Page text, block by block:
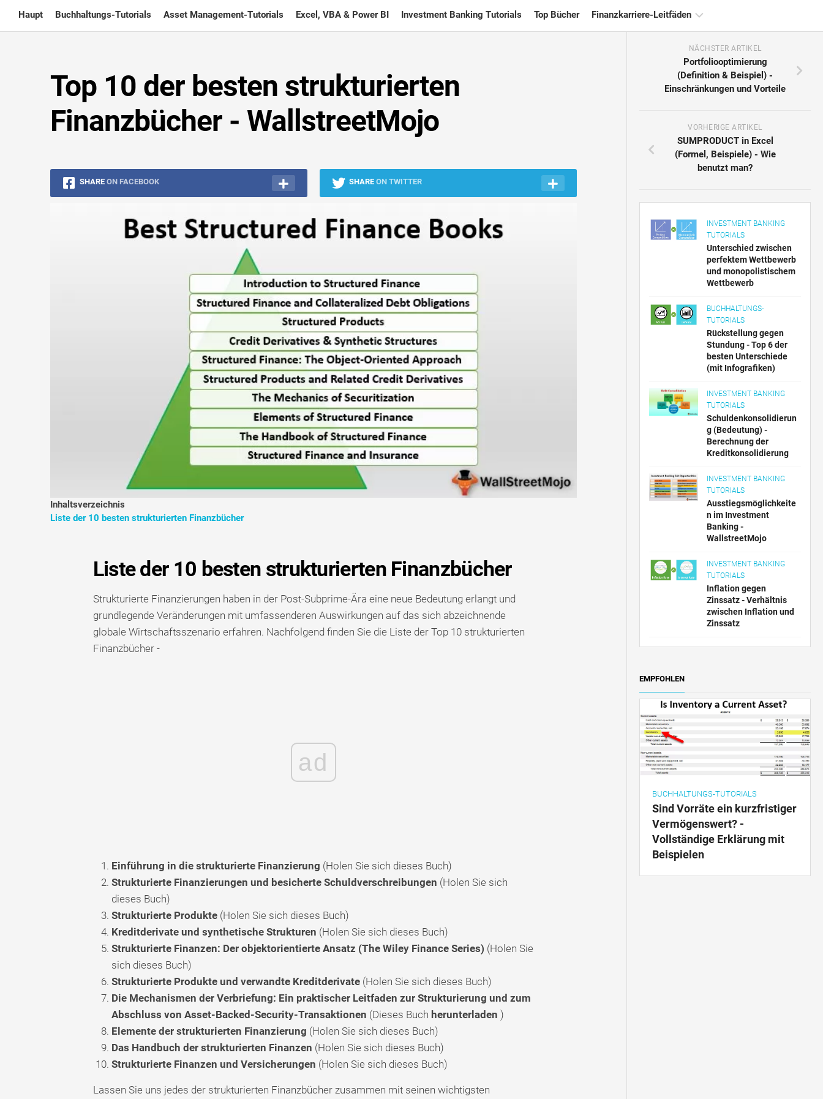
content
Haupt Buchhaltungs-Tutorials Asset Management-Tutorials Excel, VBA & Power BI Investment Banking Tutorials Top Bücher Finanzkarriere-Leitfäden
Finanzzertifizierung
Finanzmodellierung
Risikomanagement-
Top 10 der besten strukturierten
Finanzbücher - WallstreetMojo
SHARE ON FACEBOOK SHARE ON TWITTER
Inhaltsverzeichnis
Liste der 10 besten strukturierten Finanzbücher
Liste der 10 besten strukturierten Finanzbücher
Strukturierte Finanzierungen haben in der Post-Subprime-Ära eine neue Bedeutung erlangt und
grundlegende Veränderungen mit umfassenderen Auswirkungen auf das sich abzeichnende
globale Wirtschaftsszenario erfahren. Nachfolgend finden Sie die Liste der Top 10 strukturierten
Finanzbücher -
ad
Einführung in die strukturierte Finanzierung (Holen Sie sich dieses Buch)
Strukturierte Finanzierungen und besicherte Schuldverschreibungen (Holen Sie sich
dieses Buch)
Strukturierte Produkte(Holen Sie sich dieses Buch)
Kreditderivate und synthetische Strukturen (Holen Sie sich dieses Buch)
Strukturierte Finanzen: Der objektorientierte Ansatz (The Wiley Finance Series) (Holen Sie
sich dieses Buch)
Strukturierte Produkte und verwandte Kreditderivate(Holen Sie sich dieses Buch)
Die Mechanismen der Verbriefung: Ein praktischer Leitfaden zur Strukturierung und zum
Abschluss von Asset-Backed-Security-Transaktionen (Dieses Buch herunterladen )
Elemente der strukturierten Finanzierung (Holen Sie sich dieses Buch)
Das Handbuch der strukturierten Finanzen (Holen Sie sich dieses Buch)
Strukturierte Finanzen und Versicherungen (Holen Sie sich dieses Buch)
Lassen Sie uns jedes der strukturierten Finanzbücher zusammen mit seinen wichtigsten
NÄCHSTER ARTIKEL
Portfoliooptimierung
(Definition & Beispiel) -
Einschränkungen und Vorteile
VORHERIGE ARTIKEL
SUMPRODUCT in Excel
(Formel, Beispiele) - Wie
benutzt man?
INVESTMENT BANKING
TUTORIALS
Unterschied zwischen
perfektem Wettbewerb
und monopolistischem
Wettbewerb
BUCHHALTUNGS-
TUTORIALS
Rückstellung gegen
Stundung - Top 6 der
besten Unterschiede
(mit Infografiken)
INVESTMENT BANKING
TUTORIALS
Schuldenkonsolidierun
g (Bedeutung) -
Berechnung der
Kreditkonsolidierung
INVESTMENT BANKING
TUTORIALS
Ausstiegsmöglichkeite
n im Investment
Banking -
WallstreetMojo
INVESTMENT BANKING
TUTORIALS
Inflation gegen
Zinssatz - Verhältnis
zwischen Inflation und
Zinssatz
EMPFOHLEN
BUCHHALTUNGS-TUTORIALS
Sind Vorräte ein kurzfristiger
Vermögenswert? -
Vollständige Erklärung mit
Beispielen